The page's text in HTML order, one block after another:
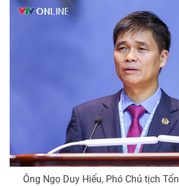
Ông Ngọ Duy Hiểu, Phó Chủ tịch